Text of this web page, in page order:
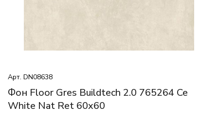
Арт. DN08638
Фон Floor Gres Buildtech 2.0 765264 Ce
White Nat Ret 60x60